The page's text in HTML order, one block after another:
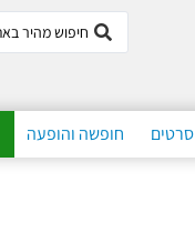
סרטים חופשה והופעה